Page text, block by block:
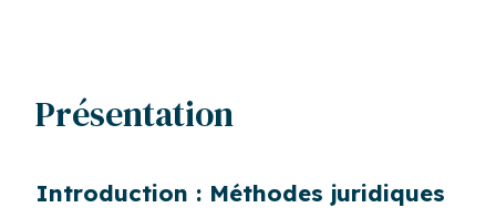
Présentation
Introduction : Méthodes juridiques